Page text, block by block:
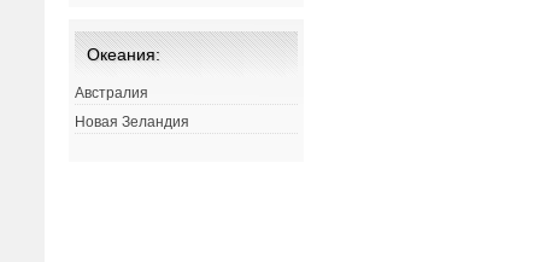
Океания:
Австралия
Новая Зеландия